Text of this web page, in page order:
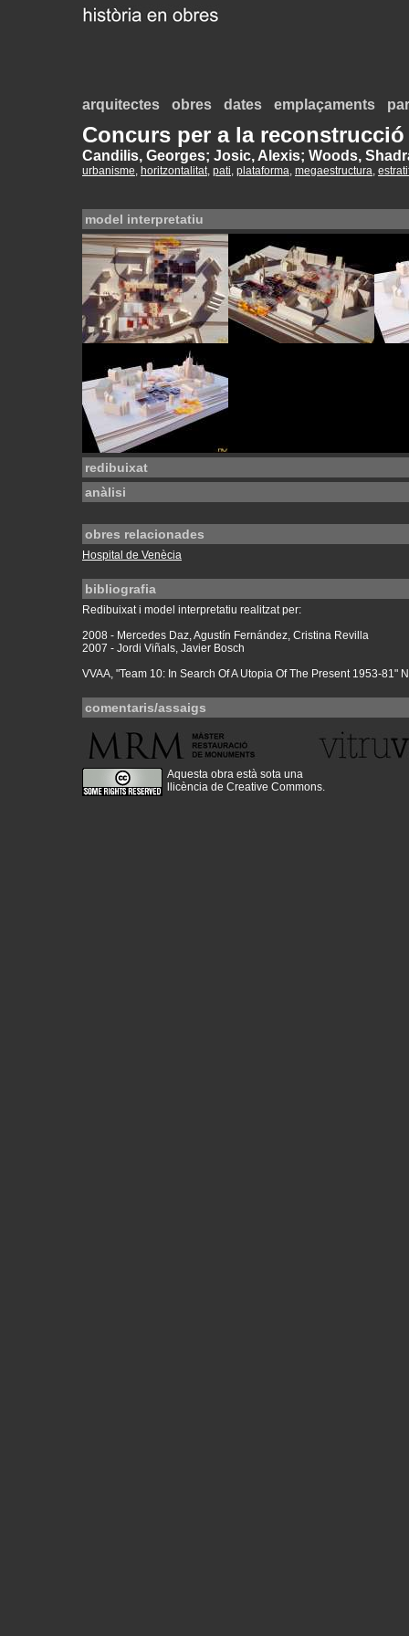
arquitectes obres dates emplaçaments
Concurs per a la
Candilis, Georges; Josic, Alexis; Woods,
urbanisme, horitzontalitat, pati, plataforma, megaestructura,
model interpretatiu
redibuixat
anàlisi
obres relacionades
Hospital de Venècia
bibliografia
Redibuixat i model interpretatiu realitzat per:
2008 - Mercedes Daz, Agustín Fernández, Cristina Revilla
2007 - Jordi Viñals, Javier Bosch
VVAA, "Team 10: In Search Of A Utopia Of The Present 1953-81"
comentaris/assaigs
Aquesta obra està sota una
llicència de Creative Commons.